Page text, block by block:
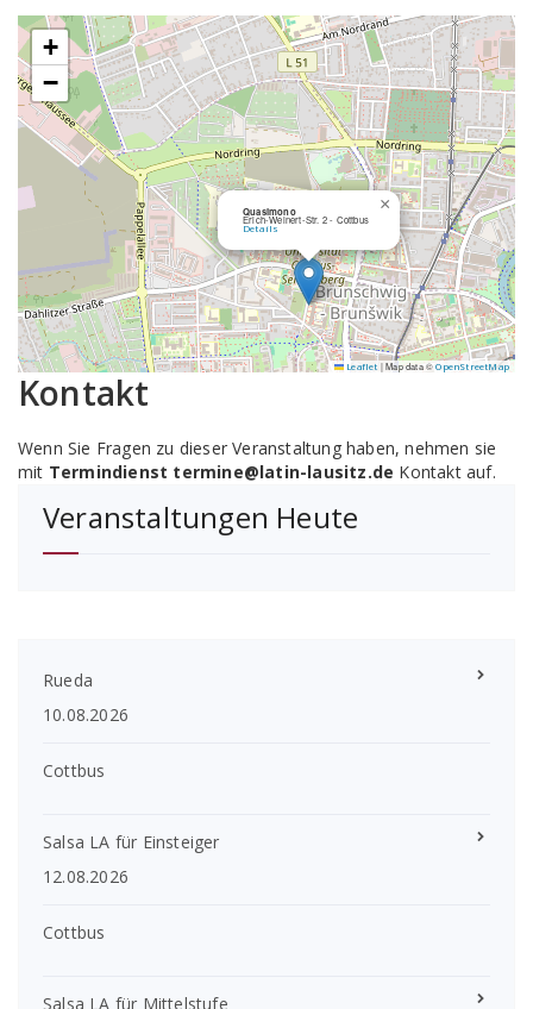
Quasimono
Erich-Weinert-Str. 2 - Cottbus
Details
×
+
−
Leaflet |Map data ©OpenStreetMap
Kontakt
Wenn Sie Fragen zu dieser Veranstaltung haben, nehmen sie
mit Termindienst termine@latin-lausitz.de Kontakt auf.
Veranstaltungen Heute
Rueda
10.08.2026
Cottbus
Salsa LA für Einsteiger
12.08.2026
Cottbus
Salsa LA für Mittelstufe